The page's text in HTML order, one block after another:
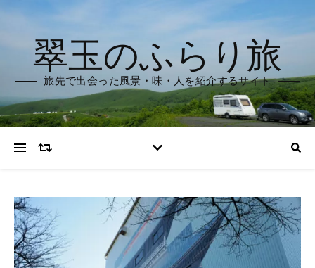
翠玉のふらり旅
旅先で出会った風景・味・人を紹介するサイト